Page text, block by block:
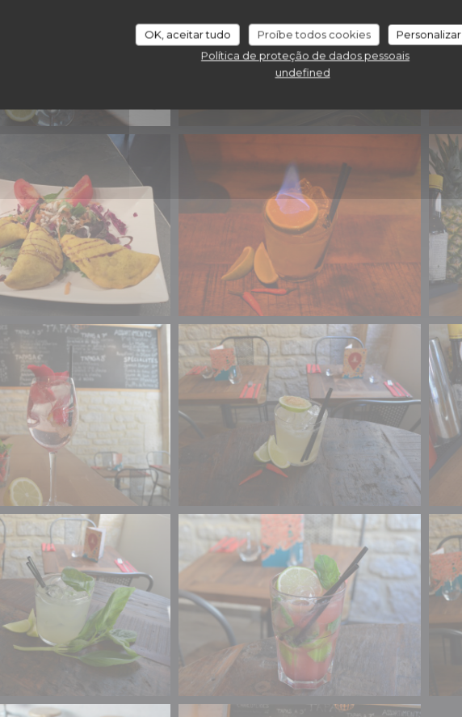
OK, aceitar tudo Proíbe todos cookies
Personalizar
Política de proteção de dados pessoais
undefined